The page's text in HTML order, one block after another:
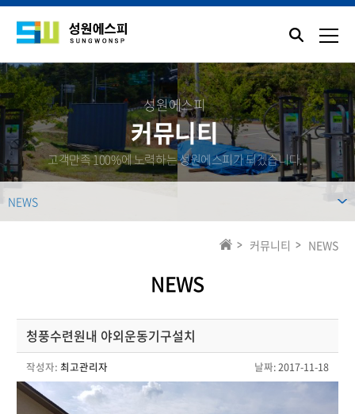
성원에스피
커뮤니티
고객만족 100%에 노력하는 성원에스피가 되겠습니다.
NEWS
커뮤니티 NEWS
NEWS
청풍수련원내 야외운동기구설치
작성자: 최고관리자 날짜: 2017-11-18